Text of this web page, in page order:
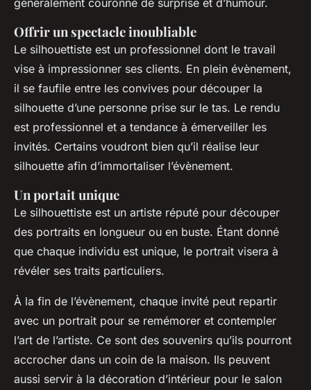
généralement couronné de surprise et d’humour.
Offrir un spectacle inoubliable
Le silhouettiste est un professionnel dont le travail
vise à impressionner ses clients. En plein évènement,
il se faufile entre les convives pour découper la
silhouette d’une personne prise sur le tas. Le rendu
est professionnel et a tendance à émerveiller les
invités. Certains voudront bien qu’il réalise leur
silhouette afin d’immortaliser l’évènement.
Un portait unique
Le silhouettiste est un artiste réputé pour découper
des portraits en longueur ou en buste. Étant donné
que chaque individu est unique, le portrait visera à
révéler ses traits particuliers.
À la fin de l’évènement, chaque invité peut repartir
avec un portrait pour se remémorer et contempler
l’art de l’artiste. Ce sont des souvenirs qu’ils pourront
accrocher dans un coin de la maison. Ils peuvent
aussi servir à la décoration d’intérieur pour le salon